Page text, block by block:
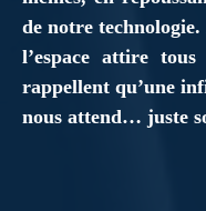
de notre technologie.
l’espace attire
rappellent qu’une
nous attend… juste